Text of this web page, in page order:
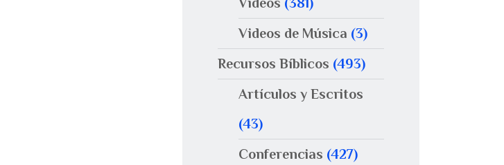
Videos de Música (3)
Recursos Bíblicos (493)
Artículos y Escritos
(43)
Conferencias (427)